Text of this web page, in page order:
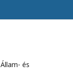
és